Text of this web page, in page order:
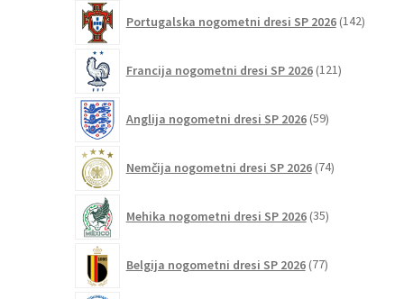
Portugalska nogometni dresi SP 2026 142
Francija nogometni dresi SP 2026 121izdelkov
Anglija nogometni dresi SP 2026 59izdelkov
Nemčija nogometni dresi SP 2026 74izdelkov
Mehika nogometni dresi SP 2026 35izdelkov
Belgija nogometni dresi SP 2026 77izdelkov